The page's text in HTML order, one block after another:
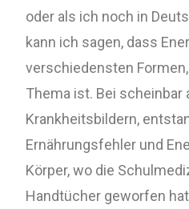
oder als ich noch in
kann ich sagen, dass
verschiedensten
Thema ist. Bei
Krankheitsbildern,
Ernährungsfehler und
Körper, wo die
Handtücher geworfen